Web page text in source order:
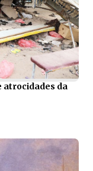
atrocidades da